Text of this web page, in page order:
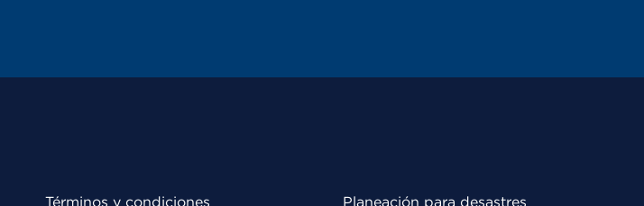
Términos y condiciones Planeación para desastres